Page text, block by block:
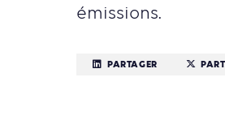
émissions.
PARTAGER